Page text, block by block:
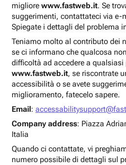
migliore www.fastweb.it. Se
suggerimenti, contattateci via e-
Spiegate i dettagli del problema
Teniamo molto al contributo dei
se ci informano che qualcosa
difficoltà ad accedere a qualsiasi
www.fastweb.it, se riscontrate
accessibilità o se avete
miglioramento, fatecelo sapere.
Email:
Company address: Piazza
Italia
Quando ci contattate, vi
numero possibile di dettagli sul